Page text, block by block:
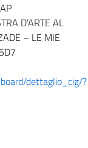
D’ARTE AL
– LE MIE
dettaglio_cig/?